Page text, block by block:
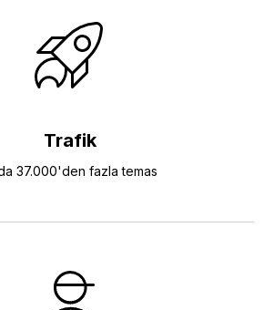
Trafik
37.000'den fazla temas